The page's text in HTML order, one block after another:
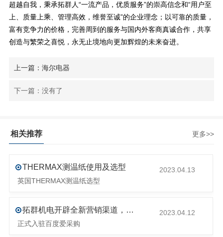
超越自我，秉承拓群人“一流产品，优质服务”的崇高信念和“用户至
上、质量上乘、管理高效，维誉至诚”的企业理念；以可靠的质量，
富有竞争力的价格，完善周到的服务与国内外客商真诚合作，共享
创造与繁荣之喜悦，永无止境地向更加辉煌的未来奋进。
上一篇：海尔电器
下一篇：没有了
相关推荐 更多>>
THERMAX测温纸使用及选型
2023.04.13
英国THERMAX测温纸选型
拓群机电开辟全新营销渠道，抢占流量阵地！
2023.04.12
正式入驻百度爱采购